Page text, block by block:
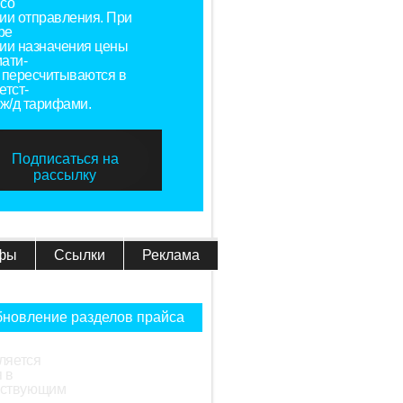
отправления. При
назначения цены
пересчитываются в
д тарифами.
Подписаться на
рассылку
Ссылки Реклама
разделов прайса